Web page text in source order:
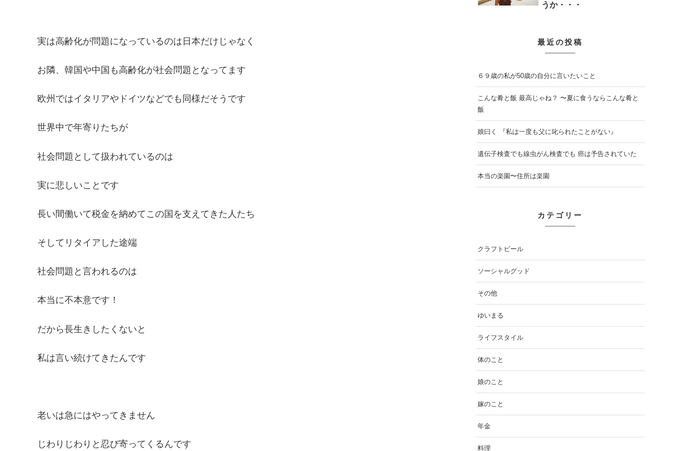
実は高齢化が問題になっているのは日本だけじゃなく
お隣、韓国や中国も高齢化が社会問題となってます
欧州ではイタリアやドイツなどでも同様だそうです
世界中で年寄りたちが
社会問題として扱われているのは
実に悲しいことです
長い間働いて税金を納めてこの国を支えてきた人たち
そしてリタイアした途端
社会問題と言われるのは
本当に不本意です！
だから長生きしたくないと
私は言い続けてきたんです
老いは急にはやってきません
じわりじわりと忍び寄ってくるんです
うか・・・
最近の投稿
６９歳の私が50歳の自分に言いたいこと
こんな肴と飯 最高じゃね？ 〜夏に食うならこんな肴と
飯
娘曰く 『私は一度も父に叱られたことがない』
遺伝子検査でも線虫がん検査でも 癌は予告されていた
本当の楽園〜住所は楽園
カテゴリー
クラフトビール
ソーシャルグッド
その他
ゆいまる
ライフスタイル
体のこと
娘のこと
嫁のこと
年金
料理